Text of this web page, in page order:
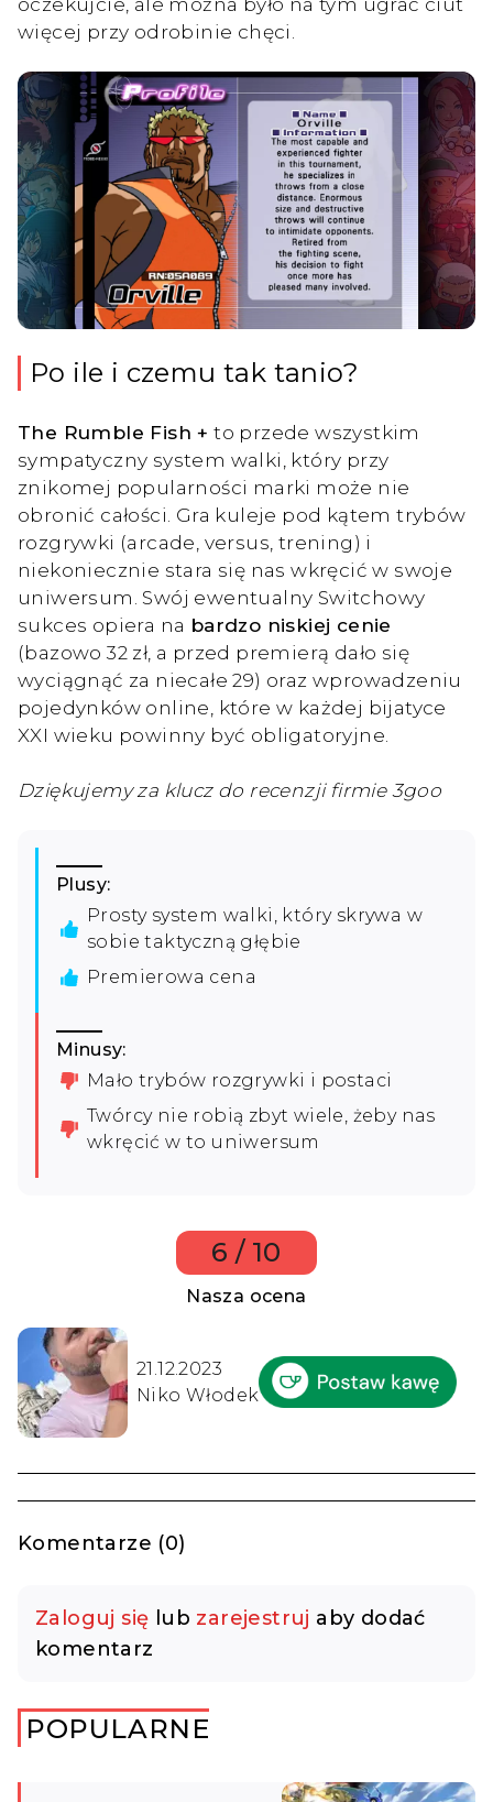
więcej przy odrobinie chęci.
Po ile i czemu tak tanio?
The Rumble Fish + to przede wszystkim
sympatyczny system walki, który przy
znikomej popularności marki może nie
obronić całości. Gra kuleje pod kątem trybów
rozgrywki (arcade, versus, trening) i
niekoniecznie stara się nas wkręcić w swoje
uniwersum. Swój ewentualny Switchowy
sukces opiera na bardzo niskiej cenie
(bazowo 32 zł, a przed premierą dało się
wyciągnąć za niecałe 29) oraz wprowadzeniu
pojedynków online, które w każdej bijatyce
XXI wieku powinny być obligatoryjne.
Dziękujemy za klucz do recenzji firmie 3goo
Plusy:
Prosty system walki, który skrywa w
sobie taktyczną głębie
Premierowa cena
Minusy:
Mało trybów rozgrywki i postaci
Twórcy nie robią zbyt wiele, żeby nas
wkręcić w to uniwersum
6 / 10
Nasza ocena
21.12.2023
Niko Włodek
Komentarze (0)
Zaloguj się lub zarejestruj aby dodać
komentarz
POPULARNE